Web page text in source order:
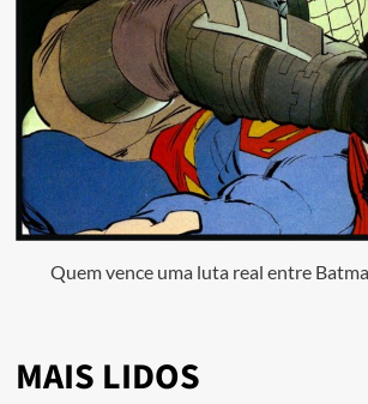
Quem vence uma luta real entre
MAIS LIDOS